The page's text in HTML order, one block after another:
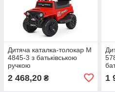
Дитяча каталка-толокар M
4845-3 з батьківською
ручкою
2 468,20 ₴ 1